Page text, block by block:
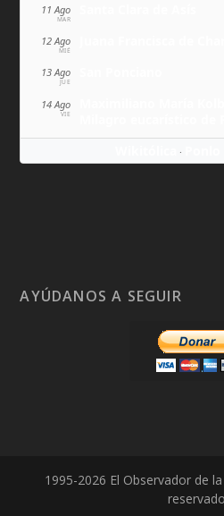
11 Ago
MAR
12 Ago
MIÉ
13 Ago
JUE
14 Ago
VIE
·
AYÚDANOS A SEGUIR
1995-2026 El Observador de